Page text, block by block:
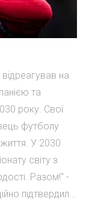
на
та
року. Свої
футболу
життя. У 2030
світу з
Разом!" -
підтвердил...